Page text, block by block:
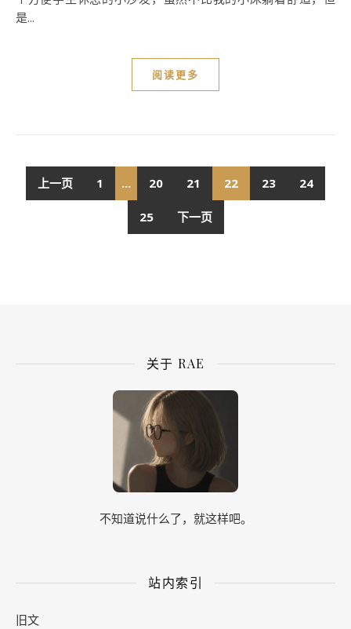
是...
阅读更多
上一页 1 ... 20 21 22 23 24
25 下一页
关于 RAE
不知道说什么了，就这样吧。
站内索引
旧文